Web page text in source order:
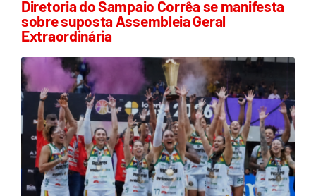
Diretoria do Sampaio Corrêa se manifesta
sobre suposta Assembleia Geral
Extraordinária